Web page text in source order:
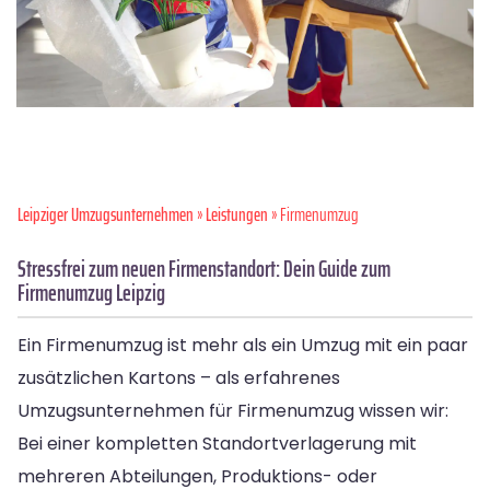
Leipziger Umzugsunternehmen»Leistungen» Firmenumzug
Stressfrei zum neuen Firmenstandort: Dein Guide zum
Firmenumzug Leipzig
Ein Firmenumzug ist mehr als ein Umzug mit ein paar
zusätzlichen Kartons – als erfahrenes
Umzugsunternehmen für Firmenumzug wissen wir:
Bei einer kompletten Standortverlagerung mit
mehreren Abteilungen, Produktions- oder